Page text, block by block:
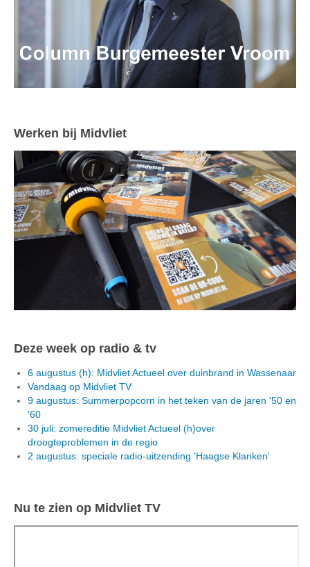
Werken bij Midvliet
Deze week op radio & tv
6 augustus (h): Midvliet Actueel over duinbrand in Wassenaar
Vandaag op Midvliet TV
9 augustus: Summerpopcorn in het teken van de jaren '50 en
'60
30 juli: zomereditie Midvliet Actueel (h)over
droogteproblemen in de regio
2 augustus: speciale radio-uitzending 'Haagse Klanken'
Nu te zien op Midvliet TV